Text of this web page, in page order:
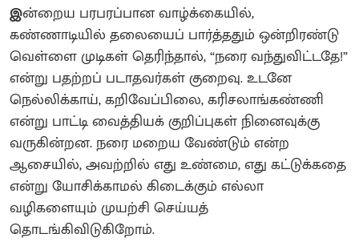
இன்றைய பரபரப்பான வாழ்க்கையில்,
கண்ணாடியில் தலையைப் பார்த்ததும் ஒன்றிரண்டு
வெள்ளை முடிகள் தெரிந்தால், “நரை வந்துவிட்டதே!”
என்று பதற்றப் படாதவர்கள் குறைவு. உடனே
நெல்லிக்காய், கறிவேப்பிலை, கரிசலாங்கண்ணி
என்று பாட்டி வைத்தியக் குறிப்புகள் நினைவுக்கு
வருகின்றன. நரை மறைய வேண்டும் என்ற
ஆசையில், அவற்றில் எது உண்மை, எது கட்டுக்கதை
என்று யோசிக்காமல் கிடைக்கும் எல்லா
வழிகளையும் முயற்சி செய்யத்
தொடங்கிவிடுகிறோம்.